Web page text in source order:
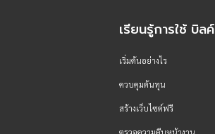
เรียนรู้การใช้ บิลค์
เริ่มต้นอย่างไร
ควบคุมต้นทุน
สร้างเว็บไซต์ฟรี
ตรวจความคืบหน้างาน